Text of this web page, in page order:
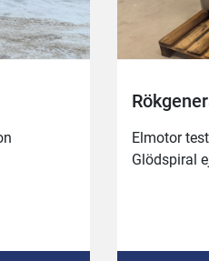
Elmotor
Glödspiral